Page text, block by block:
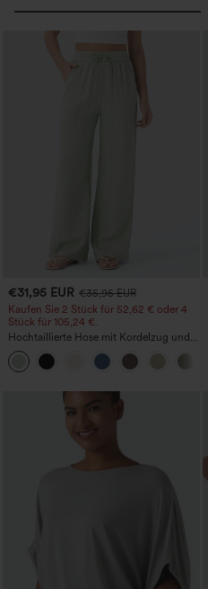
€31,95 EUR €35,95 EUR
Kaufen Sie 2 Stück für 52,62 € oder 4
Stück für 105,24 €.
Hochtaillierte Hose mit Kordelzug und
Taschen, weitem Bein, lässig und locker
in Leinenoptik